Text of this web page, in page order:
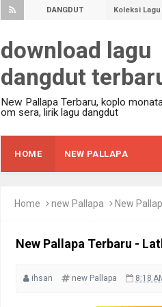
DANGDUT Koleksi
Kompilasi 20
Lirik Lagu
JADWAL
FULL Album
2017]
Lagu
download lagu
dangdut
New Pallapa Terbaru, koplo
om sera, lirik lagu dangdut
HOME NEW PALLAPA
Home new Pallapa New
New Pallapa Terbaru -
ihsan new Pallapa 8:18